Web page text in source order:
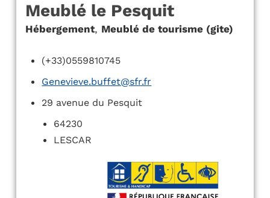
Meublé le Pesquit
Hébergement, Meublé de tourisme (gite)
(+33)0559810745
Genevieve.buffet@sfr.fr
29 avenue du Pesquit
64230
LESCAR